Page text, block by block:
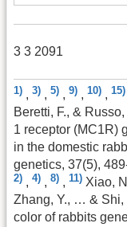
3 3 2091
1) , 3) , 5) , 9) , 10) , 15)
Beretti, F., &
1 receptor (MC1R)
in the domestic
genetics, 37(5),
2) , 4) , 8) , 11) Xiao,
Zhang, Y., … & Shi,
color of rabbits